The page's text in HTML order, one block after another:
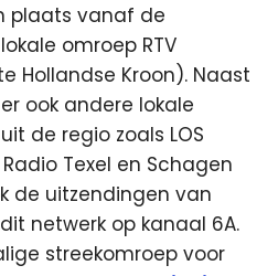
plaats vanaf de
omroep RTV
Hollandse Kroon). Naast
ook andere lokale
de regio zoals LOS
Radio Texel en Schagen
de uitzendingen van
netwerk op kanaal 6A.
streekomroep voor